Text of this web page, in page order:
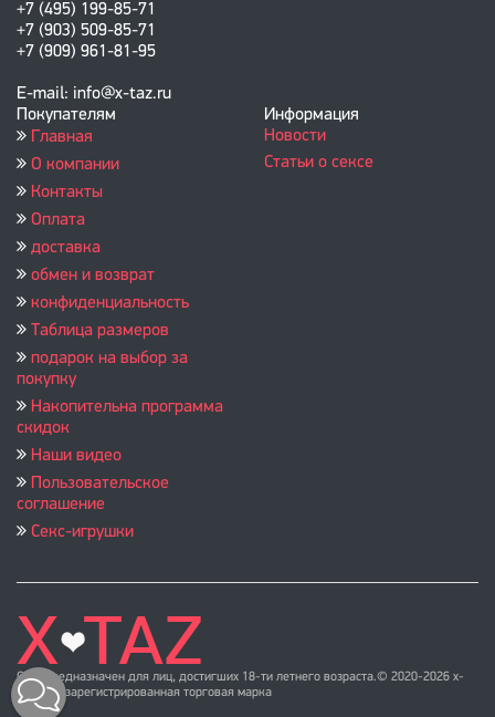
+7 (495) 199-85-71
+7 (903) 509-85-71
+7 (909) 961-81-95
E-mail: info@x-taz.ru
Покупателям
Главная
О компании
Контакты
Оплата
доставка
обмен и возврат
конфиденциальность
Таблица размеров
подарок на выбор за
покупку
Накопительна программа
скидок
Наши видео
Пользовательское
соглашение
Секс-игрушки
Информация
Новости
Статьи о сексе
Сайт предназначен для лиц, достигших 18-ти летнего возраста.© 2020-2026 x-
taz.ru ™ зарегистрированная торговая марка